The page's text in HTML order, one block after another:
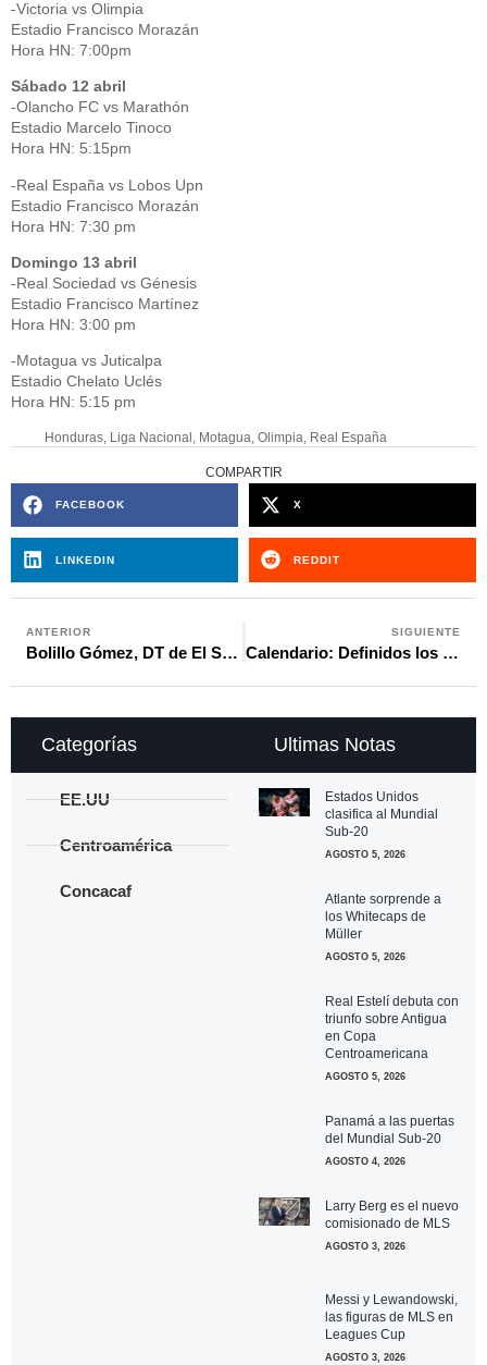
-Victoria vs Olimpia
Estadio Francisco Morazán
Hora HN: 7:00pm
Sábado 12 abril
-Olancho FC vs Marathón
Estadio Marcelo Tinoco
Hora HN: 5:15pm
-Real España vs Lobos Upn
Estadio Francisco Morazán
Hora HN: 7:30 pm
Domingo 13 abril
-Real Sociedad vs Génesis
Estadio Francisco Martínez
Hora HN: 3:00 pm
-Motagua vs Juticalpa
Estadio Chelato Uclés
Hora HN: 5:15 pm
Honduras Liga Nacional Motagua ,Olimpia Real España
COMPARTIR
FACEBOOK X
LINKEDIN REDDIT
ANTERIOR
Bolillo Gómez, DT de El Salvador: “Vamos a disfrutar de esta Copa Oro llegando lo más lejos”
SIGUIENTE
Calendario: Definidos los días, horarios, partidos y sedes de la Copa Oro de Concacaf
Ultimas Notas
Estados Unidos
clasifica al Mundial
Sub-20
AGOSTO 5, 2026
Atlante sorprende a
los Whitecaps de
Müller
AGOSTO 5, 2026
Real Estelí debuta con
triunfo sobre Antigua
en Copa
Centroamericana
AGOSTO 5, 2026
Panamá a las puertas
del Mundial Sub-20
AGOSTO 4, 2026
Larry Berg es el nuevo
comisionado de MLS
AGOSTO 3, 2026
Messi y Lewandowski,
las figuras de MLS en
Leagues Cup
AGOSTO 3, 2026
Categorías
EE.UU
Centroamérica
Concacaf